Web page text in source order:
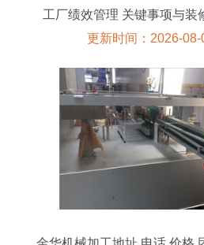
工厂绩效管理 关键事项与装
更新时间：2026-